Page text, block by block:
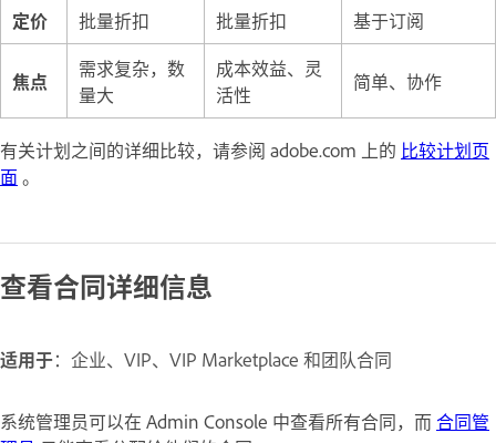
定价
批量折扣 批量折扣 基于订阅
焦点
需求复杂，数
量大
成本效益、灵
活性
简单、协作
有关计划之间的详细比较，请参阅 adobe.com 上的 比较计划页
面 。
查看合同详细信息
适用于：企业、VIP、VIP Marketplace 和团队合同
系统管理员可以在 Admin Console 中查看所有合同，而 合同管